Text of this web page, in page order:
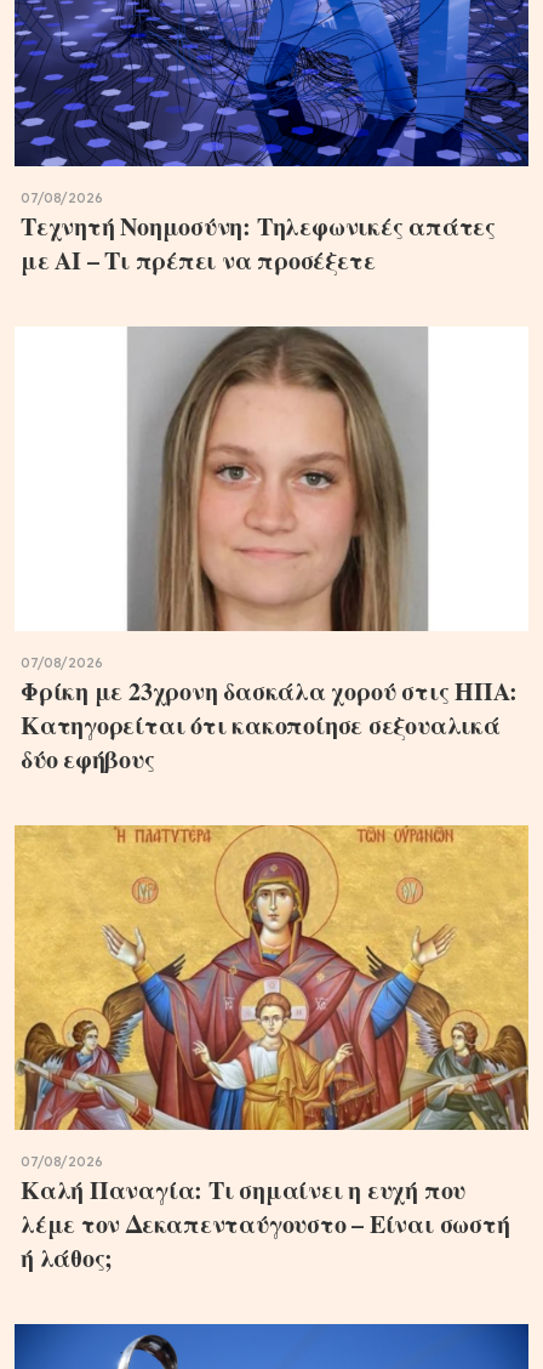
07/08/2026
Τεχνητή Νοημοσύνη: Τηλεφωνικές απάτες
με ΑΙ – Τι πρέπει να προσέξετε
07/08/2026
Φρίκη με 23χρονη δασκάλα χορού στις ΗΠΑ:
Κατηγορείται ότι κακοποίησε σεξουαλικά
δύο εφήβους
07/08/2026
Καλή Παναγία: Τι σημαίνει η ευχή που
λέμε τον Δεκαπενταύγουστο – Είναι σωστή
ή λάθος;